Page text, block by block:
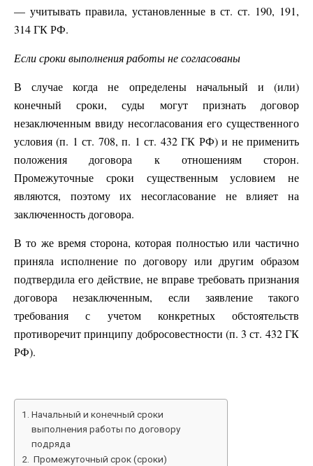
— учитывать правила, установленные в ст. ст. 190, 191,
314 ГК РФ.
Если сроки выполнения работы не согласованы
В случае когда не определены начальный и (или)
конечный сроки, суды могут признать договор
незаключенным ввиду несогласования его существенного
условия (п. 1 ст. 708, п. 1 ст. 432 ГК РФ) и не применить
положения договора к отношениям сторон.
Промежуточные сроки существенным условием не
являются, поэтому их несогласование не влияет на
заключенность договора.
В то же время сторона, которая полностью или частично
приняла исполнение по договору или другим образом
подтвердила его действие, не вправе требовать признания
договора незаключенным, если заявление такого
требования с учетом конкретных обстоятельств
противоречит принципу добросовестности (п. 3 ст. 432 ГК
РФ).
Начальный и конечный сроки
выполнения работы по договору
подряда
Промежуточный срок (сроки)